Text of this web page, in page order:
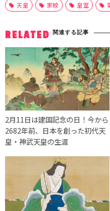
天皇 家紋 皇室
RELATED 関連する記事
2月11日は建国記念の日！今から
2682年前、日本を創った初代天
皇・神武天皇の生涯